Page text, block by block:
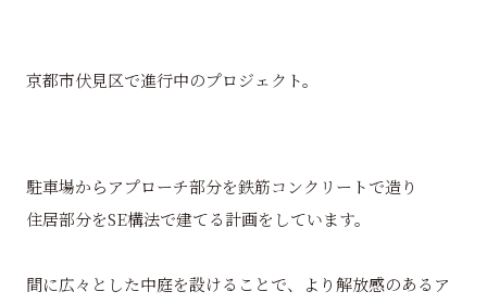
京都市伏見区で進行中のプロジェクト。
駐車場からアプローチ部分を鉄筋コンクリートで造り
住居部分をSE構法で建てる計画をしています。
間に広々とした中庭を設けることで、より解放感のあるア